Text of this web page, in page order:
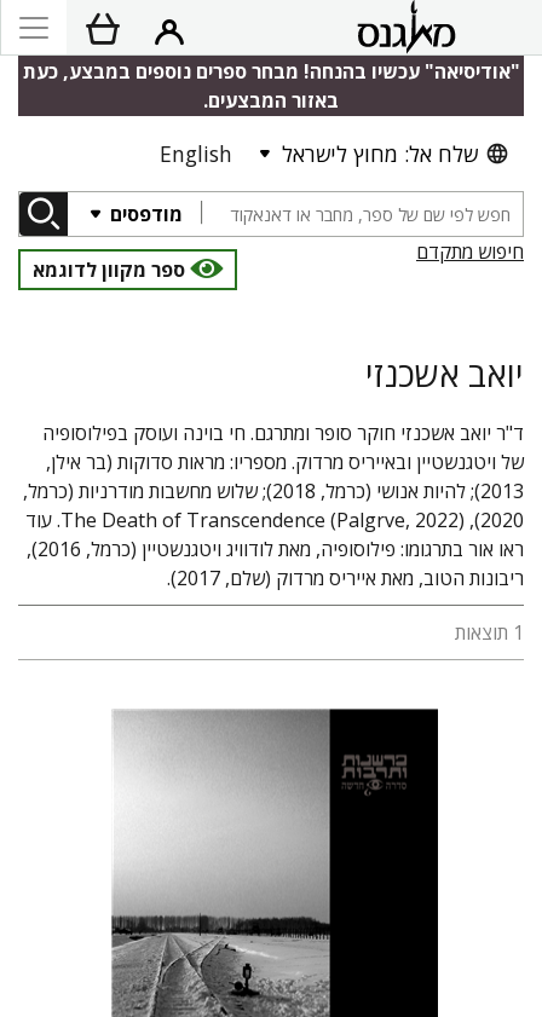
"אודיסיאה" עכשיו בהנחה! מבחר ספרים נוספים במבצע, כעת
באזור המבצעים.
שלח אל: מחוץ לישראל English
מודפסים
חיפוש מתקדם
ספר מקוון לדוגמא
יואב אשכנזי
ד"ר יואב אשכנזי חוקר סופר ומתרגם. חי בוינה ועוסק בפילוסופיה
של ויטגנשטיין ובאייריס מרדוק. מספריו: מראות סדוקות (בר אילן,
2013); להיות אנושי (כרמל, 2018); שלוש מחשבות מודרניות (כרמל,
2020), The Death of Transcendence (Palgrve, 2022). עוד
ראו אור בתרגומו: פילוסופיה, מאת לודוויג ויטגנשטיין (כרמל, 2016),
ריבונות הטוב, מאת אייריס מרדוק (שלם, 2017).
1 תוצאות